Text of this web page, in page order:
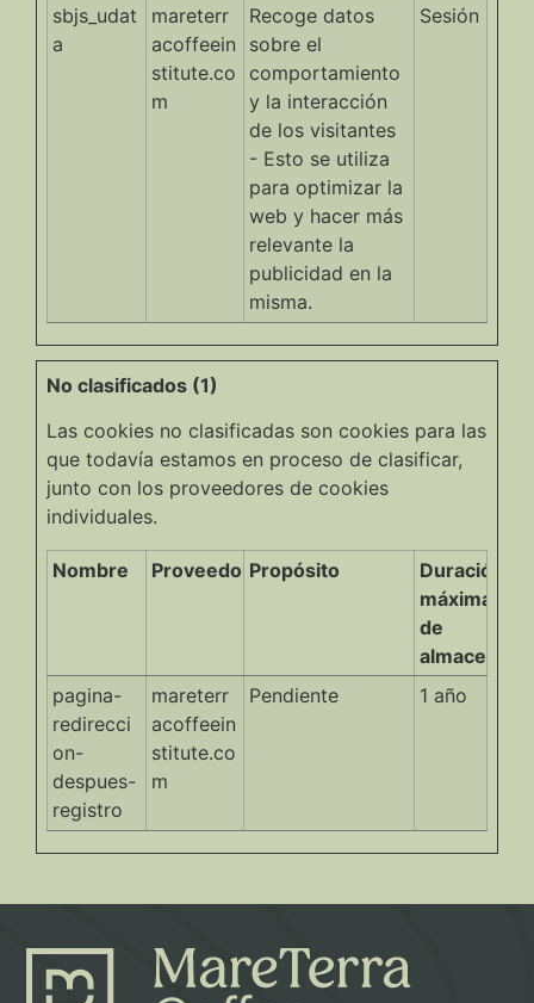
sbjs_udat
a
mareterr
acoffeein
stitute.co
m
Recoge datos
sobre el
comportamiento
y la interacción
de los visitantes
- Esto se utiliza
para optimizar la
web y hacer más
relevante la
publicidad en la
misma.
Sesión
No clasificados (1)
Las cookies no clasificadas son cookies para las
que todavía estamos en proceso de clasificar,
junto con los proveedores de cookies
individuales.
Nombre Proveedor Propósito
Duración
máxima
de
pagina-
redirecci
on-
despues-
registro
mareterr
acoffeein
stitute.co
m
Pendiente 1 año